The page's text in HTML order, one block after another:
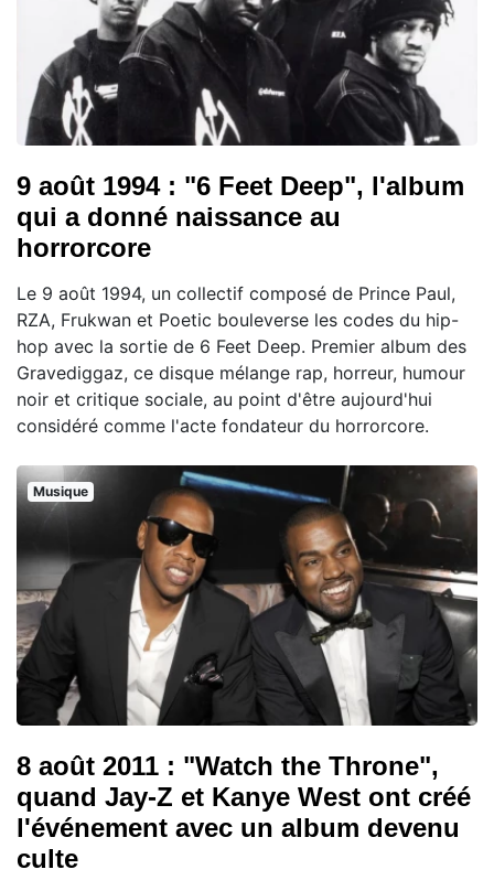
9 août 1994 : "6 Feet Deep", l'album
qui a donné naissance au
horrorcore
Le 9 août 1994, un collectif composé de Prince Paul,
RZA, Frukwan et Poetic bouleverse les codes du hip-
hop avec la sortie de 6 Feet Deep. Premier album des
Gravediggaz, ce disque mélange rap, horreur, humour
noir et critique sociale, au point d'être aujourd'hui
considéré comme l'acte fondateur du horrorcore.
Musique
8 août 2011 : "Watch the Throne",
quand Jay-Z et Kanye West ont créé
l'événement avec un album devenu
culte